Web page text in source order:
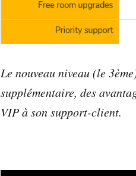
Le nouveau niveau (le
supplémentaire, des
VIP à son support-client.